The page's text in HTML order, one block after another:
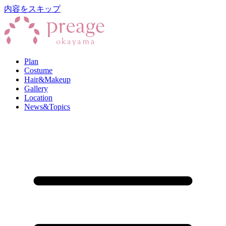
内容をスキップ
Plan
Costume
Hair&Makeup
Gallery
Location
News&Topics